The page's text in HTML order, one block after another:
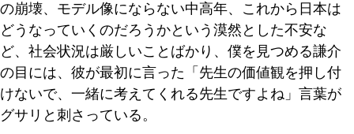
の崩壊、モデル像にならない中高年、これから日本は
どうなっていくのだろうかという漠然とした不安な
ど、社会状況は厳しいことばかり、僕を見つめる謙介
の目には、彼が最初に言った「先生の価値観を押し付
けないで、一緒に考えてくれる先生ですよね」言葉が
グサリと刺さっている。